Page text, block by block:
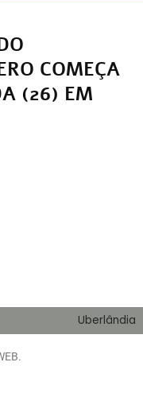
COMEÇA
(26) EM